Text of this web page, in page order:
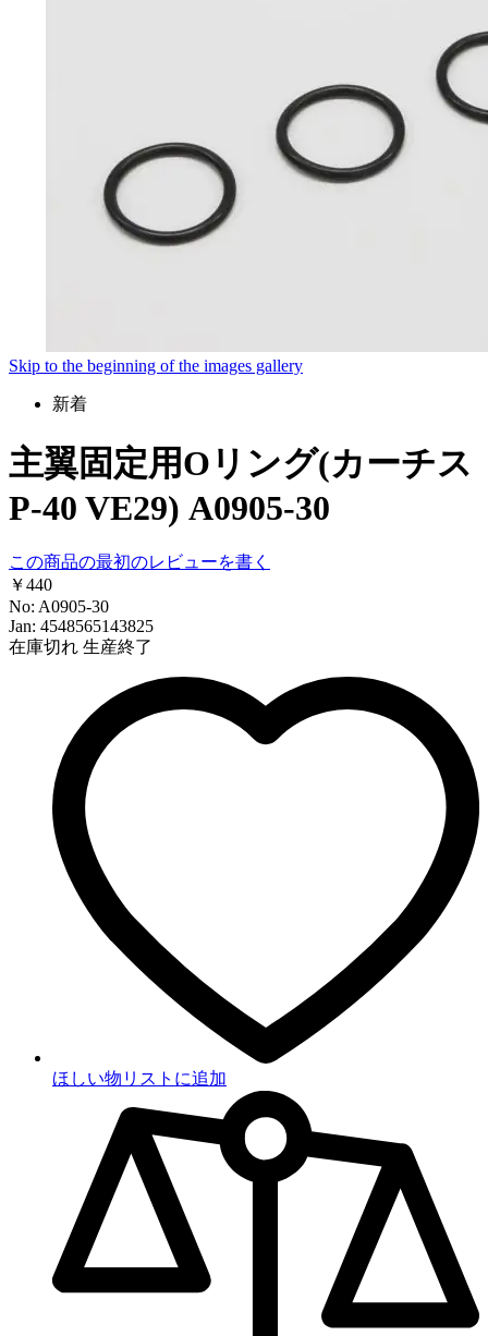
Skip to the beginning of the images gallery
新着
主翼固定用Oリング(カーチス
P-40 VE29) A0905-30
この商品の最初のレビューを書く
￥440
No: A0905-30
Jan: 4548565143825
在庫切れ 生産終了
ほしい物リストに追加